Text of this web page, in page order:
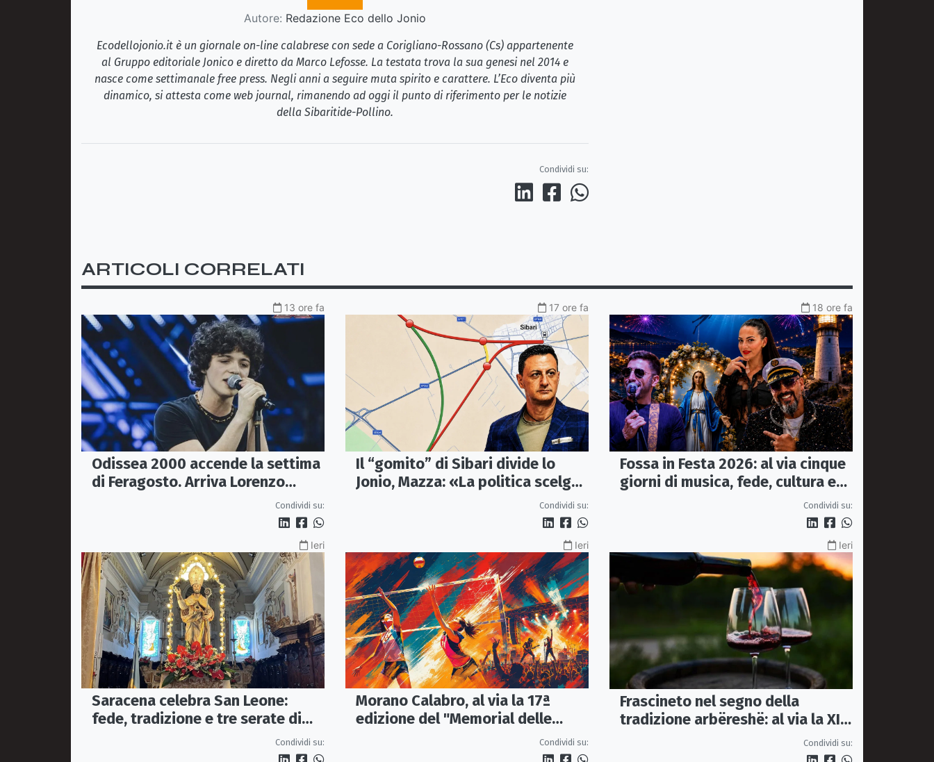
Autore: Redazione Eco dello Jonio
Ecodellojonio.it è un giornale on-line calabrese con sede a Corigliano-Rossano (Cs) appartenente
al Gruppo editoriale Jonico e diretto da Marco Lefosse. La testata trova la sua genesi nel 2014 e
nasce come settimanale free press. Negli anni a seguire muta spirito e carattere. L’Eco diventa più
dinamico, si attesta come web journal, rimanendo ad oggi il punto di riferimento per le notizie
della Sibaritide-Pollino.
Condividi su:
ARTICOLI CORRELATI
13 ore fa
Odissea 2000 accende la settima
di Feragosto. Arriva Lorenzo
Condividi su:
17 ore fa
Il “gomito” di Sibari divide lo
Jonio, Mazza: «La politica scelga
Condividi su:
18 ore fa
Fossa in Festa 2026: al via cinque
giorni di musica, fede, cultura e
Condividi su:
Ieri
Saracena celebra San Leone:
fede, tradizione e tre serate di
Condividi su:
Ieri
Morano Calabro, al via la 17ª
edizione del "Memorial delle
Condividi su:
Ieri
Frascineto nel segno della
tradizione arbëreshë: al via la XII
edizione della Festa del VinoCondividi su: